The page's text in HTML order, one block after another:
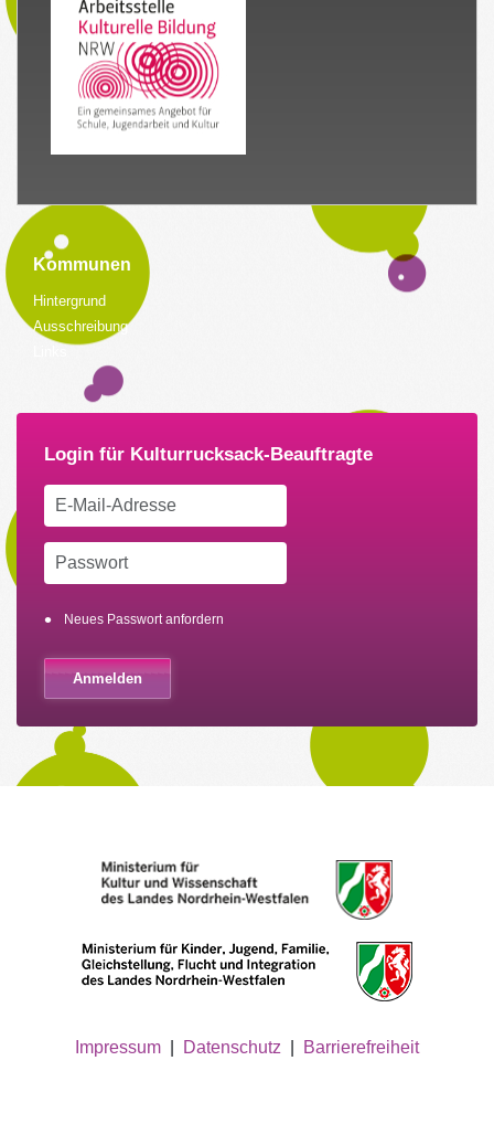
Kommunen
Hintergrund
Ausschreibung
Neues Passwort anfordern
Impressum Datenschutz Barrierefreiheit